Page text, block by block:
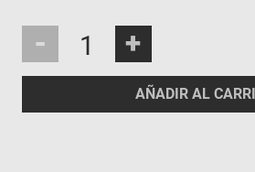
- +
AÑADIR AL